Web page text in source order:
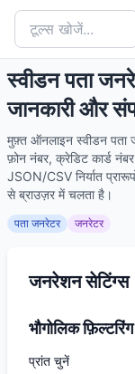
स्वीडन पता
जानकारी और
मुफ़्त ऑनलाइन स्वीडन पता
फ़ोन नंबर, क्रेडिट कार्ड
JSON/CSV निर्यात
से ब्राउज़र में चलता है।
पता जनरेटर जनरेटर
जनरेशन सेटिंग्स
भौगोलिक फ़िल्टरिंग
प्रांत चुनें